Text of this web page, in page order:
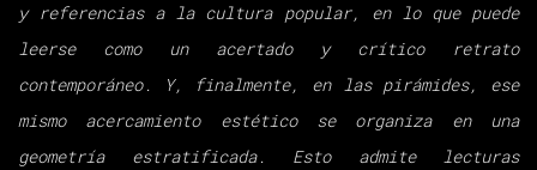
y referencias a la cultura popular, en lo que puede
leerse como un acertado y crítico
retrato
contemporáneo. Y, finalmente, en las pirámides, ese
mismo acercamiento estético se organiza en una
geometría estratificada. Esto admite lecturas